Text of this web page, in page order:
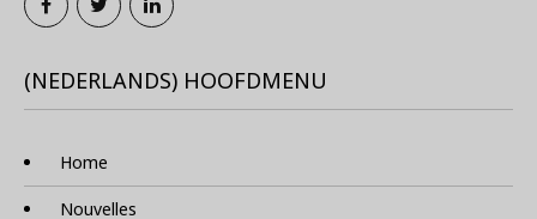
(NEDERLANDS) HOOFDMENU
Home
Nouvelles